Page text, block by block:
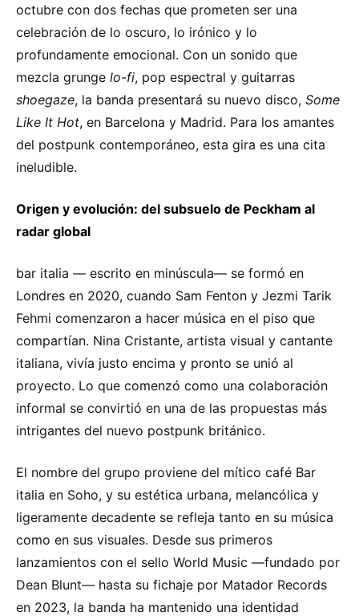
octubre con dos fechas que prometen ser una
celebración de lo oscuro, lo irónico y lo
profundamente emocional. Con un sonido que
mezcla grunge lo-fi, pop espectral y guitarras
shoegaze, la banda presentará su nuevo disco, Some
Like It Hot, en Barcelona y Madrid. Para los amantes
del postpunk contemporáneo, esta gira es una cita
ineludible.
Origen y evolución: del subsuelo de Peckham al
radar global
bar italia — escrito en minúscula— se formó en
Londres en 2020, cuando Sam Fenton y Jezmi Tarik
Fehmi comenzaron a hacer música en el piso que
compartían. Nina Cristante, artista visual y cantante
italiana, vivía justo encima y pronto se unió al
proyecto. Lo que comenzó como una colaboración
informal se convirtió en una de las propuestas más
intrigantes del nuevo postpunk británico.
El nombre del grupo proviene del mítico café Bar
italia en Soho, y su estética urbana, melancólica y
ligeramente decadente se refleja tanto en su música
como en sus visuales. Desde sus primeros
lanzamientos con el sello World Music —fundado por
Dean Blunt— hasta su fichaje por Matador Records
en 2023, la banda ha mantenido una identidad